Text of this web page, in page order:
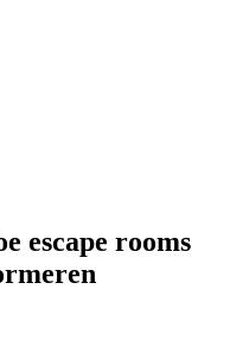
escape rooms